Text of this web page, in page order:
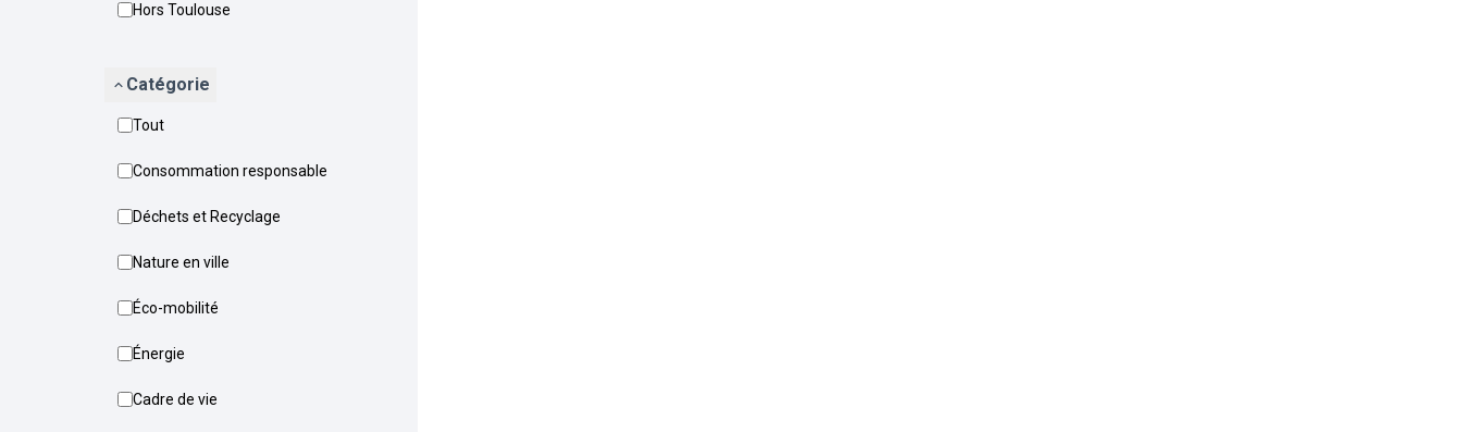
Hors Toulouse
Catégorie
Tout
Consommation responsable
Déchets et Recyclage
Nature en ville
Éco-mobilité
Énergie
Cadre de vie